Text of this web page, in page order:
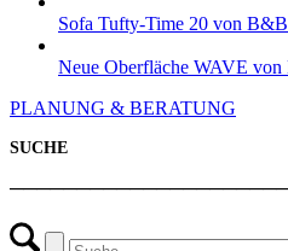
Sofa Tufty-Time 20 von
Neue Oberfläche WAVE von
PLANUNG & BERATUNG
SUCHE